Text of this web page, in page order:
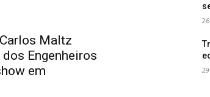
Maltz
Engenheiros
em